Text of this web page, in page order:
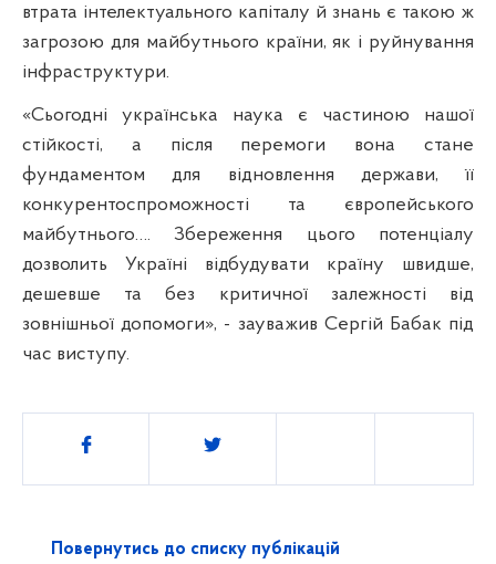
втрата інтелектуального капіталу й знань є такою ж
загрозою для майбутнього країни, як і руйнування
інфраструктури.
«Сьогодні українська наука є частиною нашої
стійкості, а після перемоги вона стане
фундаментом для відновлення держави, її
конкурентоспроможності та європейського
майбутнього…. Збереження цього потенціалу
дозволить Україні відбудувати країну швидше,
дешевше та без критичної залежності від
зовнішньої допомоги», - зауважив Сергій Бабак під
час виступу.
Поділитись
Повернутись до списку публікацій